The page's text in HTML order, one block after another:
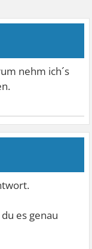
nehm ich´s
es genau